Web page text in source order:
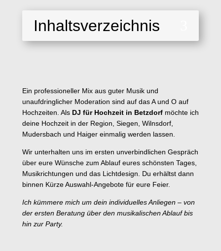
Inhaltsverzeichnis
Ein professioneller Mix aus guter Musik und
unaufdringlicher Moderation sind auf das A und O auf
Hochzeiten. Als DJ für Hochzeitin Betzdorf möchte ich
deine Hochzeit in der Region, Siegen, Wilnsdorf,
Mudersbach und Haiger einmalig werden lassen.
Wir unterhalten uns im ersten unverbindlichen Gespräch
über eure Wünsche zum Ablauf eures schönsten Tages,
Musikrichtungen und das Lichtdesign. Du erhältst dann
binnen Kürze Auswahl-Angebote für eure Feier.
Ich kümmere mich um dein individuelles Anliegen – von
der ersten Beratung über den musikalischen Ablauf bis
hin zur Party.